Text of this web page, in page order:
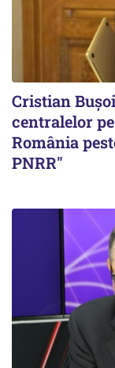
Cristian
centralelor
România
PNRR"